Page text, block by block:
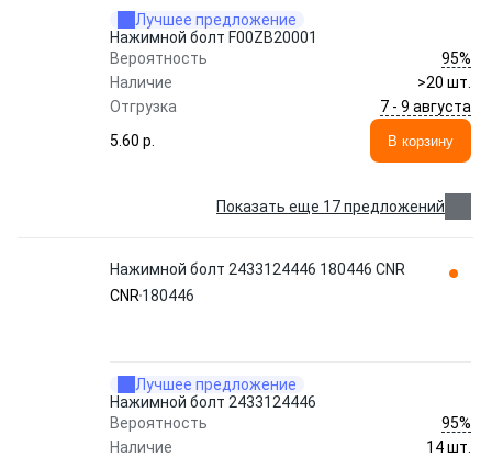
Лучшее предложение
Нажимной болт F00ZB20001
Вероятность
95%
Наличие
>20 шт.
Отгрузка
7 - 9 августа
5.60 p.
В корзину
Показать еще 17 предложений
Нажимной болт 2433124446 180446 CNR
CNR 180446
Лучшее предложение
Нажимной болт 2433124446
Вероятность
95%
Наличие
14 шт.